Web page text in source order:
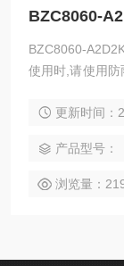
BZC8060-
BZC8060-
使用时,请使用防
及其产品的安
产品安装方式,
1-A2B1D2G。
更新时间：
产品型号：
浏览量：